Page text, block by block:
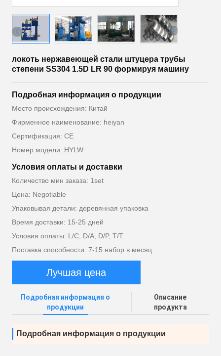
локоть нержавеющей стали штуцера трубы
степени SS304 1.5D LR 90 формируя машину
Подробная информация о продукции
Место происхождения: Китай
Фирменное наименование: heiyan
Сертификация: CE
Номер модели: HYLW
Условия оплаты и доставки
Количество мин заказа: 1set
Цена: Negotiable
Упаковывая детали: деревянная упаковка
Время доставки: 15-25 дней
Условия оплаты: L/C, D/A, D/P, T/T
Поставка способности: 7-15 набор в месяц
Лучшая цена
Подробная информация о
продукции
Описание
продукта
Подробная информация о продукции